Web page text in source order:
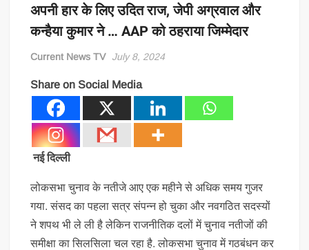
अपनी हार के लिए उदित राज, जेपी अग्रवाल और
कन्हैया कुमार ने … AAP को ठहराया जिम्मेदार
Current News TV July 8, 2024
Share on Social Media
नई दिल्ली
लोकसभा चुनाव के नतीजे आए एक महीने से अधिक समय गुजर
गया. संसद का पहला सत्र संपन्न हो चुका और नवगठित सदस्यों
ने शपथ भी ले ली है लेकिन राजनीतिक दलों में चुनाव नतीजों की
समीक्षा का सिलसिला चल रहा है. लोकसभा चुनाव में गठबंधन कर